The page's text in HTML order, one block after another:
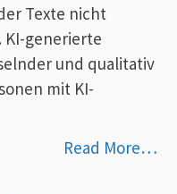
Texte nicht
KI-generierte
und qualitativ
mit KI-
Read More…